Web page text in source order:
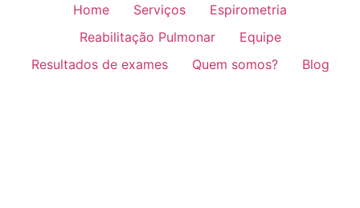
Home Serviços
Espirometria
Reabilitação Pulmonar
Equipe
Resultados de exames
Quem somos? Blog